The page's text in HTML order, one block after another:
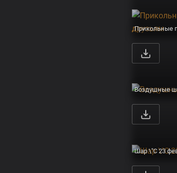
Прикольные
Воздушные
Шар \"С 23